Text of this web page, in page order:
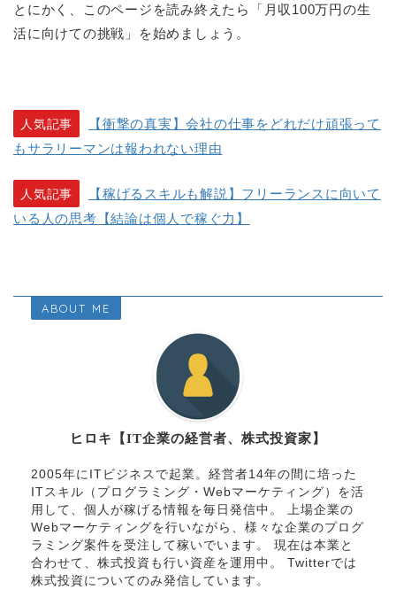
とにかく、このページを読み終えたら「月収100万円の生
活に向けての挑戦」を始めましょう。
人気記事
【衝撃の真実】会社の仕事をどれだけ頑張って
もサラリーマンは報われない理由
人気記事
【稼げるスキルも解説】フリーランスに向いて
いる人の思考【結論は個人で稼ぐ力】
ABOUT ME
ヒロキ【IT企業の経営者、株式投資家】
2005年にITビジネスで起業。経営者14年の間に培った
ITスキル（プログラミング・Webマーケティング）を活
用して、個人が稼げる情報を毎日発信中。 上場企業の
Webマーケティングを行いながら、様々な企業のプログ
ラミング案件を受注して稼いでいます。 現在は本業と
合わせて、株式投資も行い資産を運用中。 Twitterでは
株式投資についてのみ発信しています。